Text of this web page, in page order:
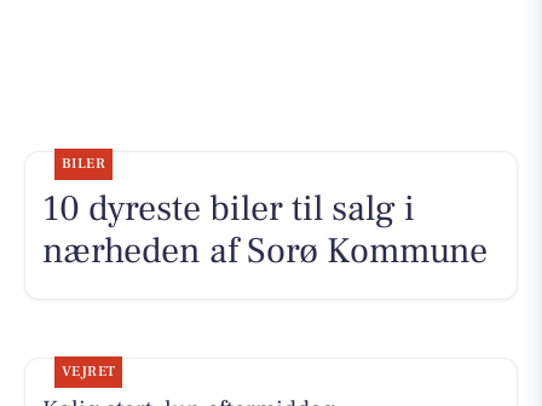
BILER
10 dyreste biler til salg i
nærheden af Sorø Kommune
VEJRET